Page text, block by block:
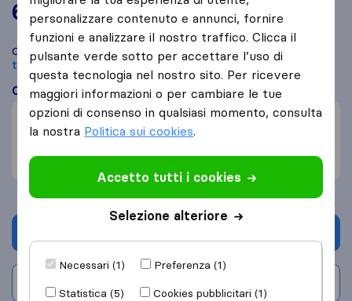
6,5 basato su 3
recensioni di Sirelo e Google
i
Confronta Az Casa Removals Scarl con altreaziende di
traslochidiCampoleone di Lanuvio
Cosa dicono i clienti
Efficienza (1)
Professionalità (1)
Incompetenza (1)
Scrivi una recensione
personalizzare contenuto e annunci, fornire
funzioni e analizzare il nostro traffico. Clicca il
pulsante verde sotto per accettare l’uso di
questa tecnologia nel nostro sito. Per ricevere
maggiori informazioni o per cambiare le tue
opzioni di consenso in qualsiasi momento, consulta
la nostra Politica sui cookies.
Accetto tutti i cookies
Selezione alteriore
Necessari (1)
Preferenza (1)
Statistica (5)
Cookies pubblicitari (1)